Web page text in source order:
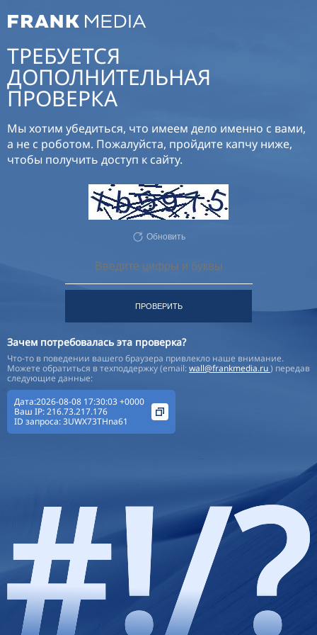
ТРЕБУЕТСЯ
ДОПОЛНИТЕЛЬНАЯ
ПРОВЕРКА
Мы хотим убедиться, что имеем дело именно с вами,
а не с роботом. Пожалуйста, пройдите капчу ниже,
чтобы получить доступ к сайту.
Обновить
ПРОВЕРИТЬ
Зачем потребовалась эта проверка?
Что-то в поведении вашего браузера привлекло наше внимание.
Можете обратиться в техподдержку (email:wall@frankmedia.ru) передав
следующие данные:
Дата:2026-08-08 17:30:03 +0000
Ваш IP:216.73.217.176
ID запроса:3UWX73THna61